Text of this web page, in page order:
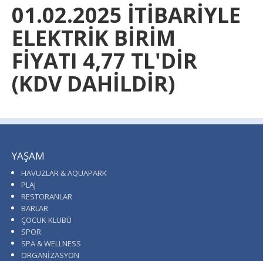
01.02.2025 İTİBARİYLE
ELEKTRİK BİRİM
FİYATI 4,77 TL'DİR
(KDV DAHİLDİR)
YAŞAM
HAVUZLAR & AQUAPARK
PLAJ
RESTORANLAR
BARLAR
ÇOCUK KLUBÜ
SPOR
SPA & WELLNESS
ORGANİZASYON